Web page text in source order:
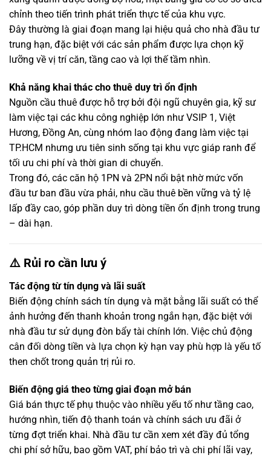
chỉnh theo tiến trình phát triển thực tế của khu vực.
Đây thường là giai đoạn mang lại hiệu quả cho nhà đầu tư
trung hạn, đặc biệt với các sản phẩm được lựa chọn kỹ
lưỡng về vị trí căn, tầng cao và lợi thế tầm nhìn.
Khả năng khai thác cho thuê duy trì ổn định
Nguồn cầu thuê được hỗ trợ bởi đội ngũ chuyên gia, kỹ sư
làm việc tại các khu công nghiệp lớn như VSIP 1, Việt
Hương, Đồng An, cùng nhóm lao động đang làm việc tại
TP.HCM nhưng ưu tiên sinh sống tại khu vực giáp ranh để
tối ưu chi phí và thời gian di chuyển.
Trong đó, các căn hộ 1PN và 2PN nổi bật nhờ mức vốn
đầu tư ban đầu vừa phải, nhu cầu thuê bền vững và tỷ lệ
lấp đầy cao, góp phần duy trì dòng tiền ổn định trong trung
– dài hạn.
⚠️ Rủi ro cần lưu ý
Tác động từ tín dụng và lãi suất
Biến động chính sách tín dụng và mặt bằng lãi suất có thể
ảnh hưởng đến thanh khoản trong ngắn hạn, đặc biệt với
nhà đầu tư sử dụng đòn bẩy tài chính lớn. Việc chủ động
cân đối dòng tiền và lựa chọn kỳ hạn vay phù hợp là yếu tố
then chốt trong quản trị rủi ro.
Biến động giá theo từng giai đoạn mở bán
Giá bán thực tế phụ thuộc vào nhiều yếu tố như tầng cao,
hướng nhìn, tiến độ thanh toán và chính sách ưu đãi ở
từng đợt triển khai. Nhà đầu tư cần xem xét đầy đủ tổng
chi phí sở hữu, bao gồm VAT, phí bảo trì và chi phí lãi vay,